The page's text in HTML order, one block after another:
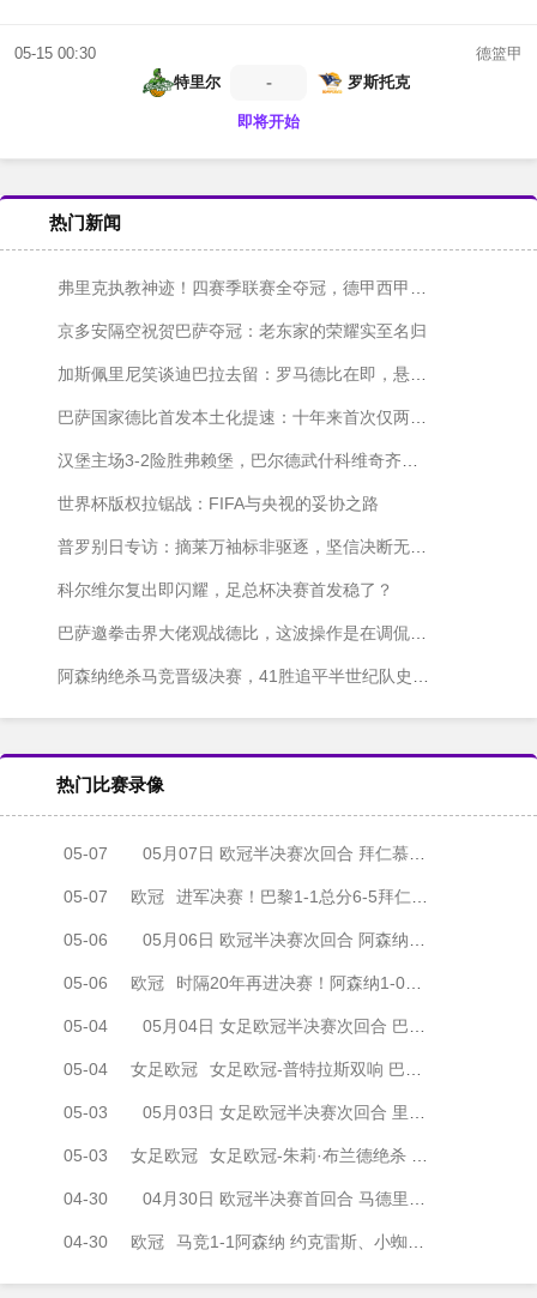
05-15 00:30
德篮甲
特里尔
- 罗斯托克
即将开始
热门新闻
弗里克执教神迹！四赛季联赛全夺冠，德甲西甲各两冠
京多安隔空祝贺巴萨夺冠：老东家的荣耀实至名归
加斯佩里尼笑谈迪巴拉去留：罗马德比在即，悬念仍在发酵
巴萨国家德比首发本土化提速：十年来首次仅两名外援出战
汉堡主场3-2险胜弗赖堡，巴尔德武什科维奇齐发威
世界杯版权拉锯战：FIFA与央视的妥协之路
普罗别日专访：摘莱万袖标非驱逐，坚信决断无愧于心
科尔维尔复出即闪耀，足总杯决赛首发稳了？
巴萨邀拳击界大佬观战德比，这波操作是在调侃皇马内斗吗？
阿森纳绝杀马竞晋级决赛，41胜追平半世纪队史纪录！
热门比赛录像
05-07 05月07日 欧冠半决赛次回合 拜仁慕尼黑vs巴黎圣日耳曼 全场录像
05-07 欧冠 进军决赛！巴黎1-1总分6-5拜仁将战阿森纳 登贝莱闪击凯恩破门
05-06 05月06日 欧冠半决赛次回合 阿森纳vs马德里竞技 全场录像
05-06 欧冠 时隔20年再进决赛！阿森纳1-0马竞总比分2-1晋级 萨卡制胜
05-04 05月04日 女足欧冠半决赛次回合 巴塞罗那女足vs拜仁慕尼黑女足 全场录像
05-04 女足欧冠 女足欧冠-普特拉斯双响 巴萨两回合5-3淘汰拜仁晋级决赛
05-03 05月03日 女足欧冠半决赛次回合 里昂女足vs阿森纳女足 全场录像
05-03 女足欧冠 女足欧冠-朱莉·布兰德绝杀 里昂女足两回合4-3淘汰阿森纳进决赛
04-30 04月30日 欧冠半决赛首回合 马德里竞技vs阿森纳 全场录像
04-30 欧冠 马竞1-1阿森纳 约克雷斯、小蜘蛛均点射 埃泽点球被取消